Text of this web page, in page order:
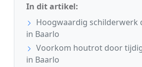
In dit artikel:
Hoogwaardig schilderwerk
in Baarlo
Voorkom houtrot door
in Baarlo